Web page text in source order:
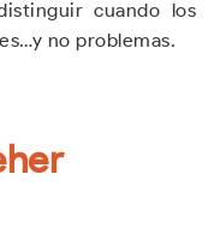
cuando los
no problemas.